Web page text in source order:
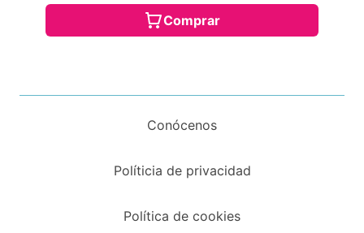
Comprar
Conócenos
Políticia de privacidad
Política de cookies